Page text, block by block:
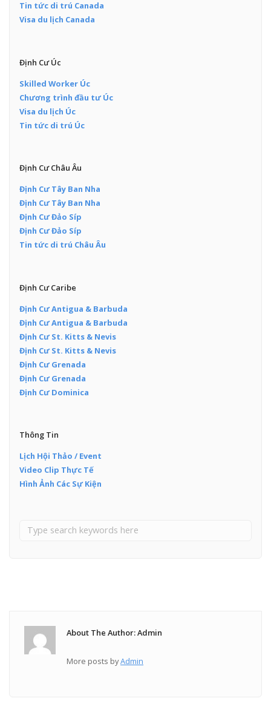
Tin tức di trú Canada
Visa du lịch Canada
Định Cư Úc
Skilled Worker Úc
Chương trình đầu tư Úc
Visa du lịch Úc
Tin tức di trú Úc
Định Cư Châu Âu
Định Cư Tây Ban Nha
Định Cư Tây Ban Nha
Định Cư Đảo Síp
Định Cư Đảo Síp
Tin tức di trú Châu Âu
Định Cư Caribe
Định Cư Antigua & Barbuda
Định Cư Antigua & Barbuda
Định Cư St. Kitts & Nevis
Định Cư St. Kitts & Nevis
Định Cư Grenada
Định Cư Grenada
Định Cư Dominica
Thông Tin
Lịch Hội Thảo / Event
Video Clip Thực Tế
Hình Ảnh Các Sự Kiện
About The Author: Admin
More posts byAdmin